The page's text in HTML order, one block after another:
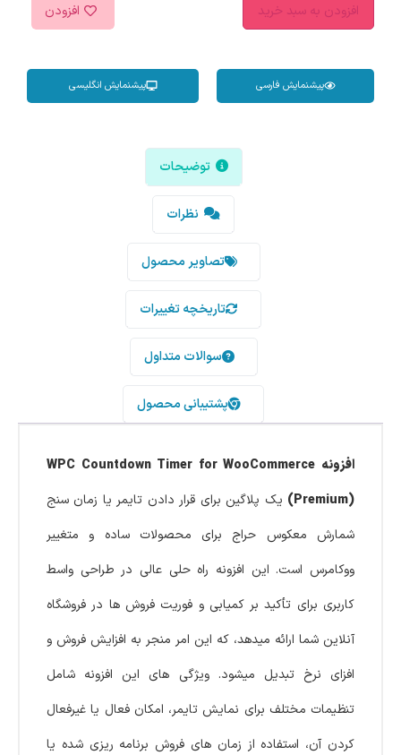
افزودن به سبد خرید افزودن
پیشنمایش فارسی پیشنمایش انگلیسی
توضیحات
نظرات
تصاویر محصول
تاریخچه تغییرات
سوالات متداول
پشتیبانی محصول
افزونه WPC Countdown Timer for WooCommerce
(Premium) یک پلاگین برای قرار دادن تایمر یا زمان سنج
شمارش معکوس حراج برای محصولات ساده و متغییر
ووکامرس است. این افزونه راه حلی عالی در طراحی واسط
کاربری برای تأکید بر کمیابی و فوریت فروش ها در فروشگاه
آنلاین شما ارائه میدهد، که این امر منجر به افزایش فروش و
افزای نرخ تبدیل میشود. ویژگی های این افزونه شامل
تنظیمات مختلف برای نمایش تایمر، امکان فعال یا غیرفعال
کردن آن، استفاده از زمان های فروش برنامه ریزی شده یا